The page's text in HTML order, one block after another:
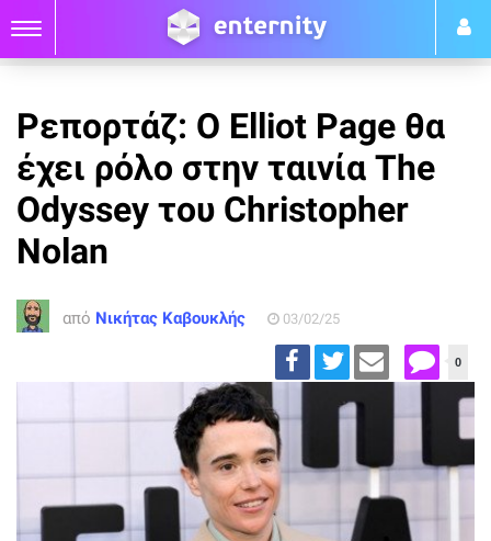
Ρεπορτάζ: Ο Elliot Page θα
έχει ρόλο στην ταινία The
Odyssey του Christopher
Nolan
από Νικήτας Καβουκλής 03/02/25
0